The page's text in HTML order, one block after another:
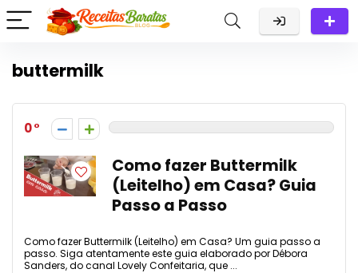
buttermilk
0
Como fazer Buttermilk
(Leitelho) em Casa? Guia
Passo a Passo
Como fazer Buttermilk (Leitelho) em Casa? Um guia passo a
passo. Siga atentamente este guia elaborado por Débora
Sanders, do canal Lovely Confeitaria, que ...